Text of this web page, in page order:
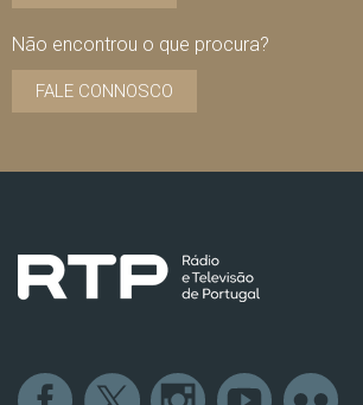
Não encontrou o que procura?
FALE CONNOSCO